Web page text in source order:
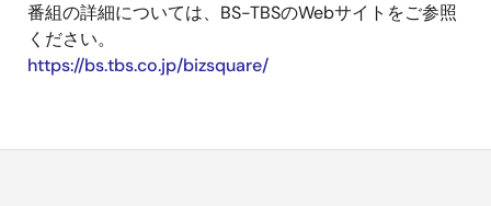
番組の詳細については、BS-TBSのWebサイトをご参照
ください。
https://bs.tbs.co.jp/bizsquare/